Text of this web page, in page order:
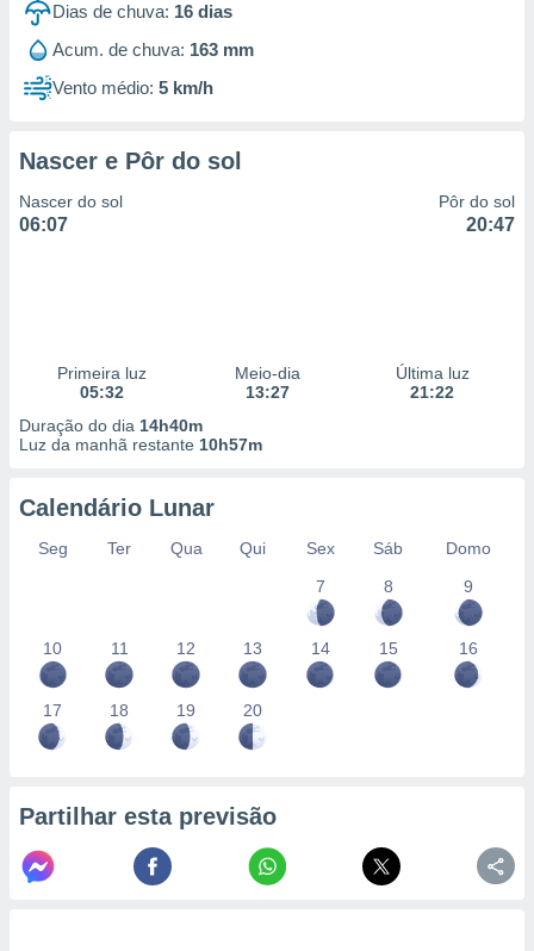
Dias de chuva: 16 dias
Acum. de chuva: 163 mm
Vento médio: 5 km/h
Nascer e Pôr do sol
Nascer do sol
06:07
Pôr do sol
20:47
Primeira luz
05:32
Meio-dia
13:27
Última luz
21:22
Duração do dia 14h40m
Luz da manhã restante 10h57m
Calendário Lunar
Seg Ter Qua Qui Sex Sáb
Domo
7
8 9
10 11 12 13 14 15 16
17 18 19 20
Partilhar esta previsão